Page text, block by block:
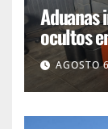
Aduanas
ocultos
AGOSTO